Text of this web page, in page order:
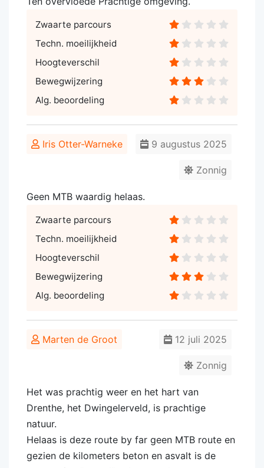
Zwaarte parcours
Techn. moeilijkheid
Hoogteverschil
Bewegwijzering
Alg. beoordeling
Iris Otter-Warneke 9 augustus 2025
Zonnig
Geen MTB waardig helaas.
Zwaarte parcours
Techn. moeilijkheid
Hoogteverschil
Bewegwijzering
Alg. beoordeling
Marten de Groot 12 juli 2025
Zonnig
Het was prachtig weer en het hart van
Drenthe, het Dwingelerveld, is prachtige
natuur.
Helaas is deze route by far geen MTB route en
gezien de kilometers beton en asvalt is de